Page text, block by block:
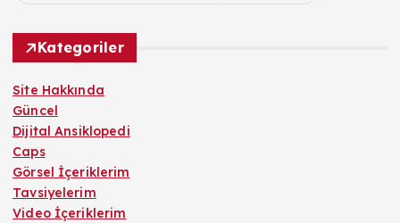
Kategoriler
Site Hakkında
Güncel
Dijital Ansiklopedi
Caps
Görsel İçeriklerim
Tavsiyelerim
Video İçeriklerim